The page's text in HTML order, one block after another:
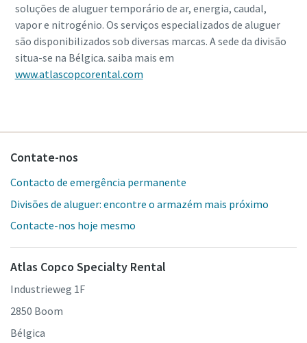
soluções de aluguer temporário de ar, energia, caudal,
vapor e nitrogénio. Os serviços especializados de aluguer
são disponibilizados sob diversas marcas. A sede da divisão
situa-se na Bélgica. saiba mais em
www.atlascopcorental.com
Contate-nos
Contacto de emergência permanente
Divisões de aluguer: encontre o armazém mais próximo
Contacte-nos hoje mesmo
Atlas Copco Specialty Rental
Industrieweg 1F
2850 Boom
Bélgica